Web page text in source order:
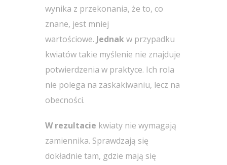
wynika z przekonania, że to, co
znane, jest mniej
wartościowe. Jednakw przypadku
kwiatów takie myślenie nie znajduje
potwierdzenia w praktyce. Ich rola
nie polega na zaskakiwaniu, lecz na
obecności.
W rezultacie kwiaty nie wymagają
zamiennika. Sprawdzają się
dokładnie tam, gdzie mają się